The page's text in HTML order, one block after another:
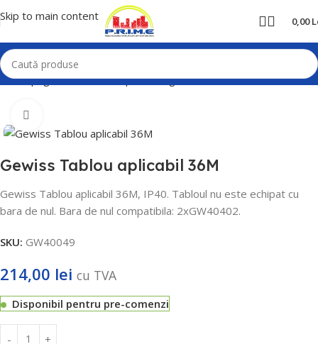
Skip to main content 0,00
Prima pagină Home Cutii pentru sigurante Gewiss
Gewiss Tablou aplicabil 36M
Gewiss Tablou aplicabil 36M, IP40. Tabloul nu este echipat cu
bara de nul. Bara de nul compatibila: 2xGW40402.
SKU: GW40049
214,00 lei cu TVA
Disponibil pentru pre-comenzi